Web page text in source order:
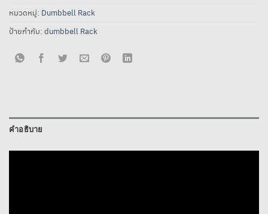
หมวดหมู่: Dumbbell Rack
ป้ายกำกับ: dumbbell Rack
คำอธิบาย